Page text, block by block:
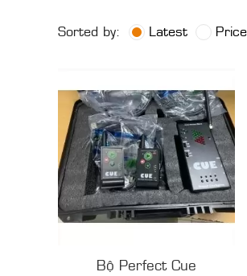
Sorted by: Latest
Bộ Perfect Cue